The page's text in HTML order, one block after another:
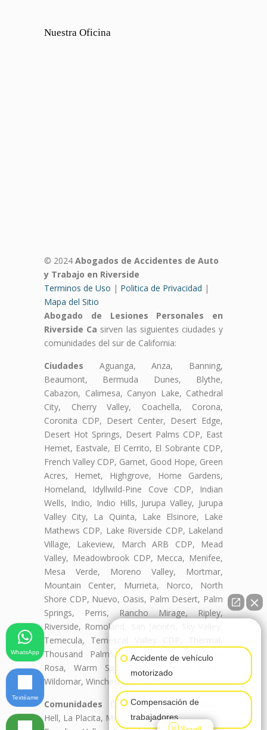
Nuestra Oficina
© 2024 Abogados de Accidentes de Auto
y Trabajo en Riverside
Terminos de Uso | Politica de Privacidad |
Mapa del Sitio
Abogado de Lesiones Personales en
Riverside Ca sirven las siguientes ciudades y
comunidades del sur de California:
Ciudades Aguanga, Anza, Banning,
Beaumont, Bermuda Dunes, Blythe,
Cabazon, Calimesa, Canyon Lake, Cathedral
City, Cherry Valley, Coachella, Corona,
Coronita CDP, Desert Center, Desert Edge,
Desert Hot Springs, Desert Palms CDP, East
Hemet, Eastvale, El Cerrito, El Sobrante CDP,
French Valley CDP, Garnet, Good Hope, Green
Acres, Hemet, Highgrove, Home Gardens,
Homeland, Idyllwild-Pine Cove CDP, Indian
Wells, Indio, Indio Hills, Jurupa Valley, Jurupa
Valley City, La Quinta, Lake Elsinore, Lake
Mathews CDP, Lake Riverside CDP, Lakeland
Village, Lakeview, March ARB CDP, Mead
Valley, Meadowbrook CDP, Mecca, Menifee,
Mesa Verde, Moreno Valley, Mortmar,
Mountain Center, Murrieta, Norco, North
Shore CDP, Nuevo, Oasis, Palm Desert, Palm
Springs, Perris, Rancho Mirage, Ripley,
Riverside, Romoland, San Jacinto, Sky Valley,
Temecula, Temescal Valley CDP, Thermal,
Thousand Palms, Valle Vista, Vista Santa
Rosa, Warm Springs CDP, White Water,
Wildomar, Winchester, Woodcrest
Comunidades Duroville, Eagle Mountain,
Hell, La Placita, Midland, Murrieta Hot Springs,
Accidente de vehículo
motorizado
Compensación de
trabajadores
WhatsApp
Textéame